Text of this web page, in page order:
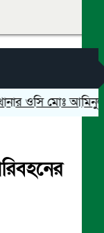
ওসি মোঃ আমিনুল